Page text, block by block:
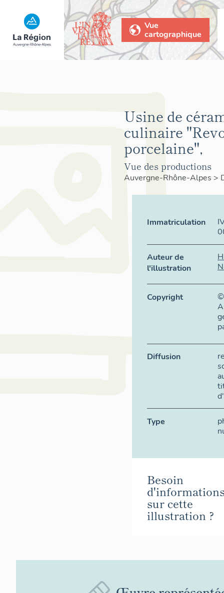
Vue
cartographique
Usine de
culinaire
porcelaine",
Vue des productions
Auvergne-Rhône-Alpes >
Immatriculation
Auteur de
l'illustration
Copyright
©
Diffusion
Type
Besoin
sur cette
illustration ?